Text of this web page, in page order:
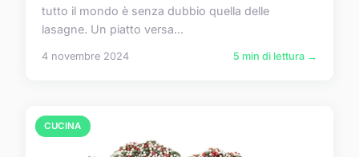
tutto il mondo è senza dubbio quella delle
lasagne. Un piatto versa...
4 novembre 2024 5 min di lettura →
CUCINA